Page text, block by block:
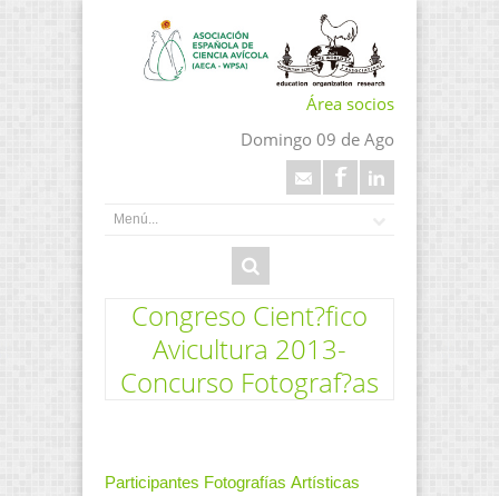
Área socios
Domingo 09 de Ago
Congreso Cient?fico
Avicultura 2013-
Concurso Fotograf?as
Participantes Fotografías Artísticas